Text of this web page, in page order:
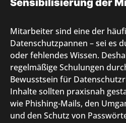
Mitarbeiter sind eine der
Datenschutzpannen – sei es
oder fehlendes Wissen.
regelmäßige Schulungen
Bewusstsein für
Inhalte sollten praxisnah
wie Phishing-Mails, den
und den Schutz von